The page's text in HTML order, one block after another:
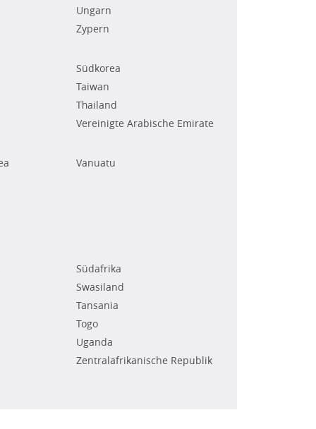
Ungarn
Zypern
Südkorea
Taiwan
Thailand
Vereinigte Arabische Emirate
Vanuatu
Südafrika
Swasiland
Tansania
Togo
Uganda
Zentralafrikanische Republik